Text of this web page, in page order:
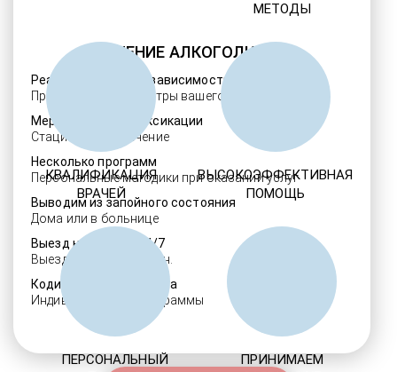
ЛЕЧЕНИЕ АЛКОГОЛИЗМА
Реабилитация алкозависимости
Проверенные ребцентры вашего региона
Мероприятия детоксикации
Стационарное лечение
Несколько программ
Персональные методики при оказании услуг
Выводим из запойного состояния
Дома или в больнице
Выезд нарколога 24/7
Выезд в течение 30 мин.
Кодировка алкоголизма
Индивидуальные программы
МЕТОДЫ
КВАЛИФИКАЦИЯ
ВРАЧЕЙ
ВЫСОКОЭФФЕКТИВНАЯ
ПОМОЩЬ
ПЕРСОНАЛЬНЫЙ
ПРИНИМАЕМ